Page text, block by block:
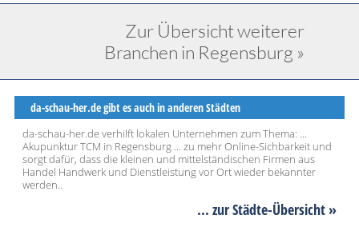
Zur Übersicht weiterer
Branchen in Regensburg »
da-schau-her.de gibt es auch in anderen Städten
da-schau-her.de verhilft lokalen Unternehmen zum Thema: ...
Akupunktur TCM in Regensburg ... zu mehr Online-Sichbarkeit und
sorgt dafür, dass die kleinen und mittelständischen Firmen aus
Handel Handwerk und Dienstleistung vor Ort wieder bekannter
werden..
... zur Städte-Übersicht »